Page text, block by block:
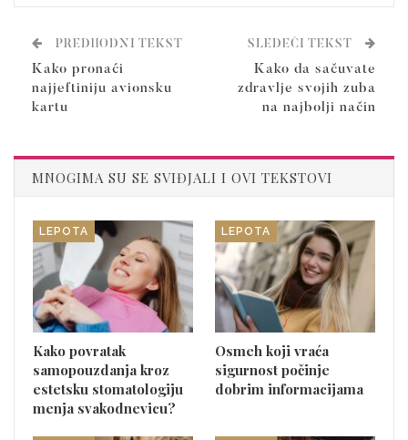
PREDHODNI TEKST
Kako pronaći
najjeftiniju avionsku
kartu
SLEDEĆI TEKST
Kako da sačuvate
zdravlje svojih zuba
na najbolji način
MNOGIMA SU SE SVIĐJALI I OVI TEKSTOVI
LEPOTA
Kako povratak
samopouzdanja kroz
estetsku stomatologiju
menja svakodnevicu?
LEPOTA
Osmeh koji vraća
sigurnost počinje
dobrim informacijama